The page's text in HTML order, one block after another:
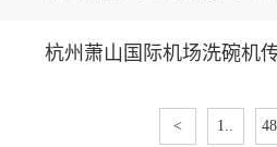
杭州萧山国际机场洗碗机
< 1..